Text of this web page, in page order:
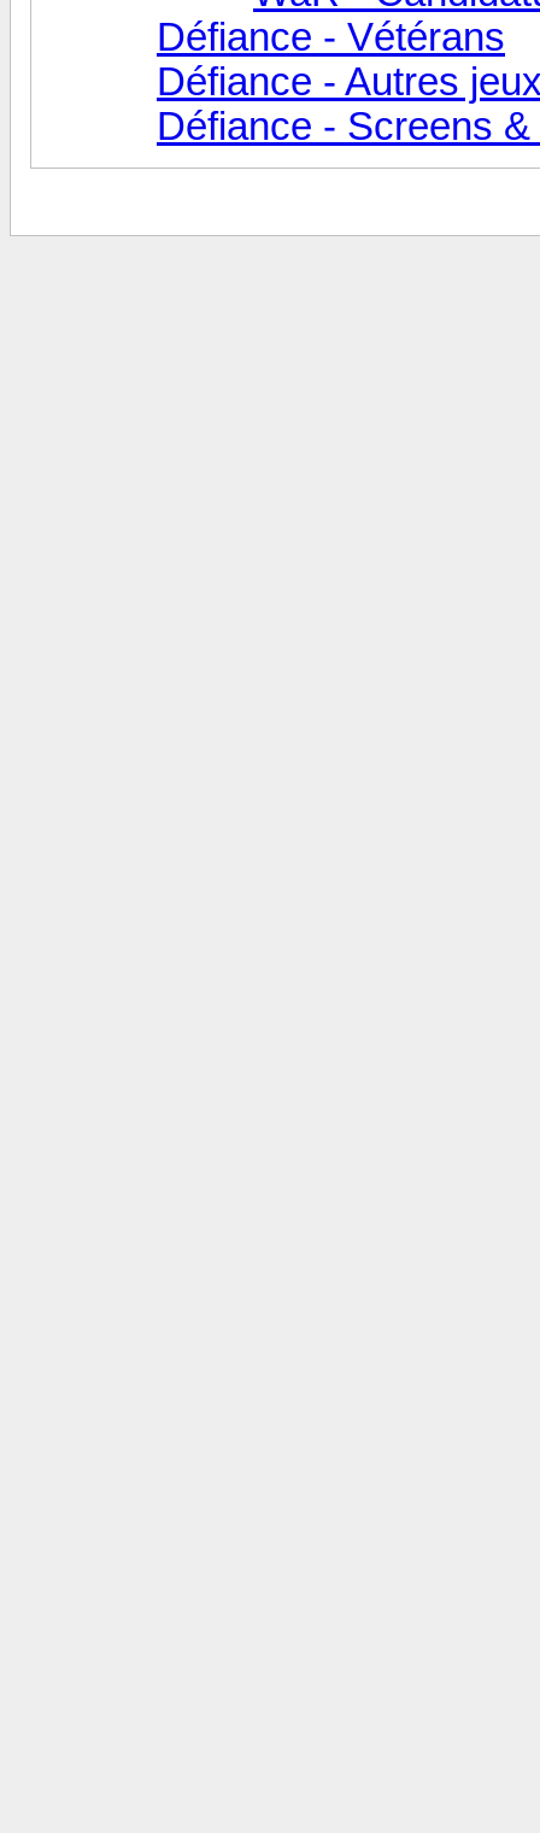
Défiance - Vétérans
Défiance - Autres
Défiance - Screens